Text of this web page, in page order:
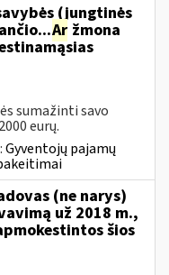
(jungtinės
Ar žmona
sumažinti savo
2000 eurų.
Gyventojų pajamų
(ne narys)
už 2018 m.,
šios